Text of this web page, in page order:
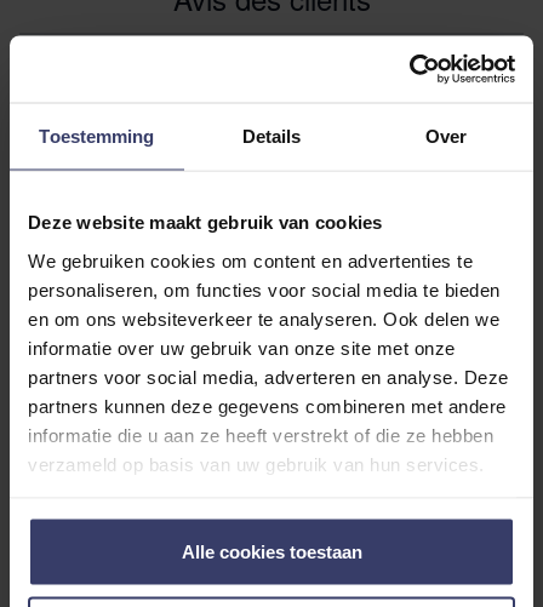
Toestemming Details Over
Deze website maakt gebruik van cookies
We gebruiken cookies om content en advertenties te
personaliseren, om functies voor social media te bieden
en om ons websiteverkeer te analyseren. Ook delen we
informatie over uw gebruik van onze site met onze
partners voor social media, adverteren en analyse. Deze
partners kunnen deze gegevens combineren met andere
informatie die u aan ze heeft verstrekt of die ze hebben
verzameld op basis van uw gebruik van hun services.
Alle cookies toestaan
0 0 reviews
More info
Write a review
Share your thoughts
with other customers
Top customer reviews
No reviews